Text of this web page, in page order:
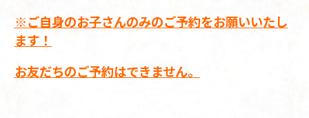
※ご自身のお子さんのみのご予約をお願いいたし
ます！
お友だちのご予約はできません。